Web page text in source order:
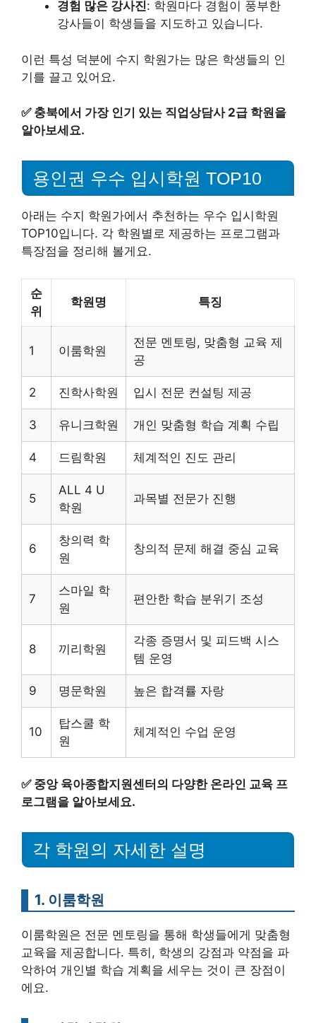
경험 많은 강사진: 학원마다 경험이 풍부한
강사들이 학생들을 지도하고 있습니다.
이런 특성 덕분에 수지 학원가는 많은 학생들의 인
기를 끌고 있어요.
✅ 충북에서 가장 인기 있는 직업상담사 2급 학원을
알아보세요.
용인권 우수 입시학원 TOP10
아래는 수지 학원가에서 추천하는 우수 입시학원
TOP10입니다. 각 학원별로 제공하는 프로그램과
특장점을 정리해 볼게요.
순
위
학원명 특징
1 이룸학원
전문 멘토링, 맞춤형 교육 제
공
2 진학사학원 입시 전문 컨설팅 제공
3 유니크학원 개인 맞춤형 학습 계획 수립
4 드림학원 체계적인 진도 관리
5
ALL 4 U
학원
과목별 전문가 진행
6
창의력 학
원
창의적 문제 해결 중심 교육
7
스마일 학
원
편안한 학습 분위기 조성
8 끼리학원
각종 증명서 및 피드백 시스
템 운영
9 명문학원 높은 합격률 자랑
10
탑스쿨 학
원
체계적인 수업 운영
✅ 중앙 육아종합지원센터의 다양한 온라인 교육 프
로그램을 알아보세요.
각 학원의 자세한 설명
1. 이룸학원
이룸학원은 전문 멘토링을 통해 학생들에게 맞춤형
교육을 제공합니다. 특히, 학생의 강점과 약점을 파
악하여 개인별 학습 계획을 세우는 것이 큰 장점이
에요.